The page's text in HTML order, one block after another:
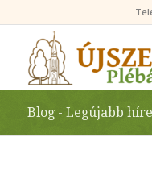
Blog - Legújabb